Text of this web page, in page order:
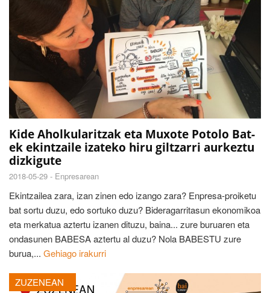
Kide Aholkularitzak eta Muxote Potolo Bat-
ek ekintzaile izateko hiru giltzarri aurkeztu
dizkigute
2018-05-29 - Enpresarean
Ekintzailea zara, izan zinen edo izango zara? Enpresa-proiketu
bat sortu duzu, edo sortuko duzu? Bideragarritasun ekonomikoa
eta merkatua aztertu izanen dituzu, baina... zure buruaren eta
ondasunen BABESA aztertu al duzu? Nola BABESTU zure
burua,... Gehiago irakurri
ZUZENEAN